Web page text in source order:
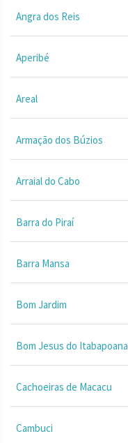
Angra dos Reis
Aperibé
Areal
Armação dos Búzios
Arraial do Cabo
Barra do Piraí
Barra Mansa
Bom Jardim
Bom Jesus do Itabapoana
Cachoeiras de Macacu
Cambuci